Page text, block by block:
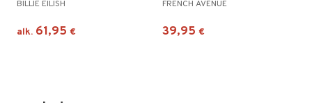
BILLIE EILISH
alk. 61,95 €
FRENCH AVENUE
39,95 €